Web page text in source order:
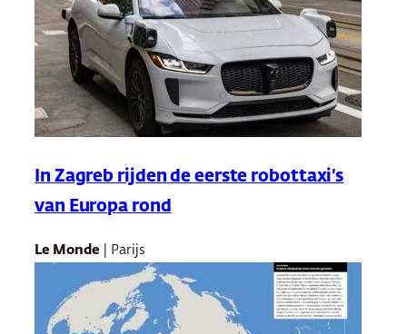
In Zagreb rijden de eerste robottaxi’s
van Europa rond
Le Monde | Parijs